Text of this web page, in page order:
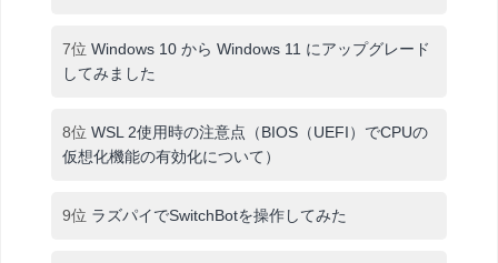
7位 Windows 10 から Windows 11 にアップグレード
してみました
8位 WSL 2使用時の注意点（BIOS（UEFI）でCPUの
仮想化機能の有効化について）
9位 ラズパイでSwitchBotを操作してみた